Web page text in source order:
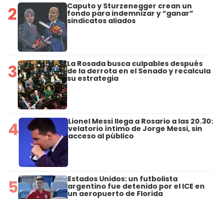
2 Caputo y Sturzenegger crean un
fondo para indemnizar y “ganar”
sindicatos aliados
3 La Rosada busca culpables después
de la derrota en el Senado y recalcula
su estrategia
4 Lionel Messi llega a Rosario a las 20.30:
velatorio íntimo de Jorge Messi, sin
acceso al público
5 Estados Unidos: un futbolista
argentino fue detenido por el ICE en
un aeropuerto de Florida